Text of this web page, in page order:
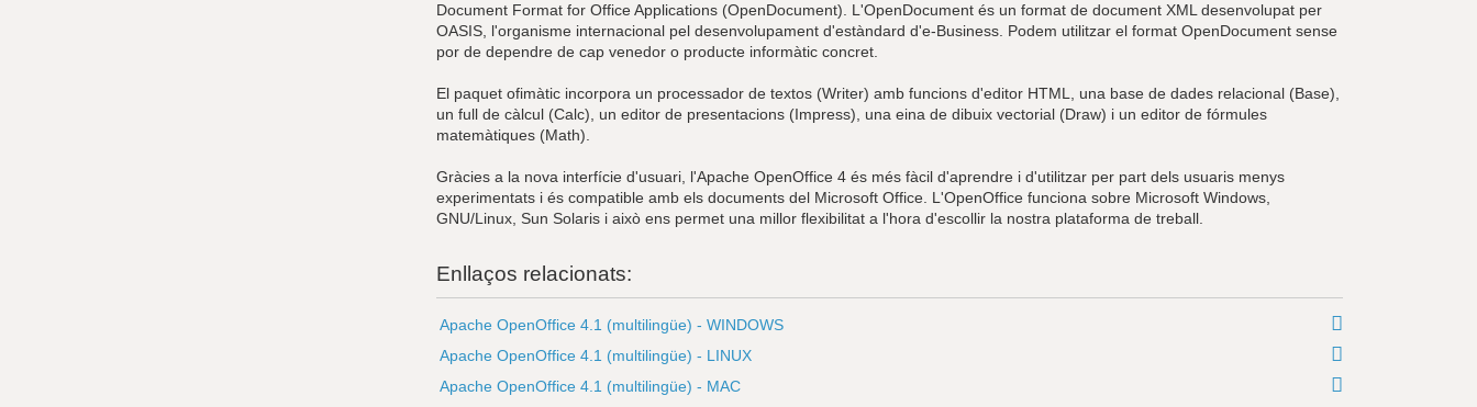
Document Format for Office Applications (OpenDocument). L'OpenDocument és un format de document XML desenvolupat per
OASIS, l'organisme internacional pel desenvolupament d'estàndard d'e-Business. Podem utilitzar el format OpenDocument sense
por de dependre de cap venedor o producte informàtic concret.
El paquet ofimàtic incorpora un processador de textos (Writer) amb funcions d'editor HTML, una base de dades relacional (Base),
un full de càlcul (Calc), un editor de presentacions (Impress), una eina de dibuix vectorial (Draw) i un editor de fórmules
matemàtiques (Math).
Gràcies a la nova interfície d'usuari, l'Apache OpenOffice 4 és més fàcil d'aprendre i d'utilitzar per part dels usuaris menys
experimentats i és compatible amb els documents del Microsoft Office. L'OpenOffice funciona sobre Microsoft Windows,
GNU/Linux, Sun Solaris i això ens permet una millor flexibilitat a l'hora d'escollir la nostra plataforma de treball.
Enllaços relacionats:
Apache OpenOffice 4.1 (multilingüe) - WINDOWS
Apache OpenOffice 4.1 (multilingüe) - LINUX
Apache OpenOffice 4.1 (multilingüe) - MAC